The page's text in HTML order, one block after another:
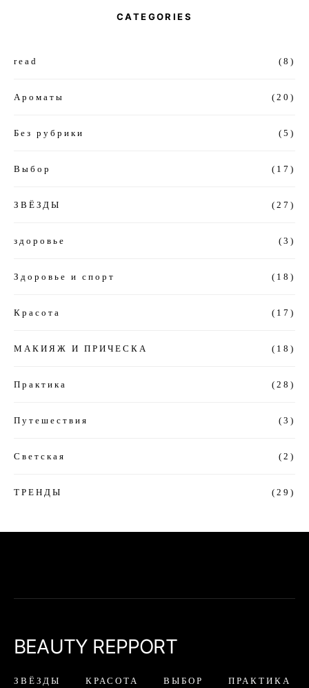
CATEGORIES
read (8)
Ароматы (20)
Без рубрики (5)
Выбор (17)
ЗВЁЗДЫ (27)
здоровье (3)
Здоровье и спорт (18)
Красота (17)
МАКИЯЖ И ПРИЧЕСКА (18)
Практика (28)
Путешествия (3)
Светская (2)
ТРЕНДЫ (29)
BEAUTY REPPORT
ЗВЁЗДЫ КРАСОТА ВЫБОР ПРАКТИКА